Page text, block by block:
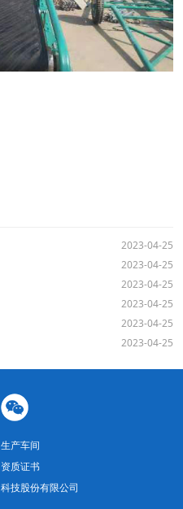
2023-04-25
2023-04-25
2023-04-25
2023-04-25
2023-04-25
2023-04-25
生产车间
资质证书
科技股份有限公司